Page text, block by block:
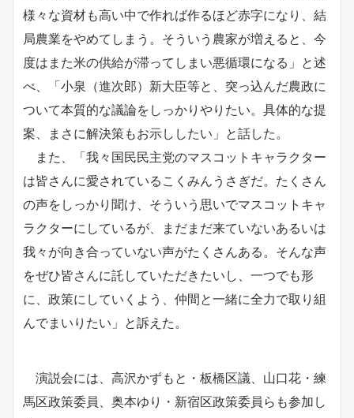
様々な資材も高い中で作れば作るほど赤字になり、結
局農業をやめてしまう。そういう農家が増えると、今
度はまた米の供給が滞ってしまい悪循環になる」と述
べ、「小泉（進次郎）新大臣等と、突っ込んだ農政に
ついて本質的な議論をしっかりやりたい。具体的な提
案、まさに解決策もお示ししたい」と話した。
また、「我々国民民主党のマスコットキャラクター
は皆さんに愛されているこくみんうさぎだ。たくさん
の声をしっかり聞け、そういう思いでマスコットキャ
ラクターにしているが、まだまだ来ていないあるいは
我々が向き合っていない声がたくさんある。そんな声
をぜひ皆さんに託していただきたいし、一つでも形
に、政策にしていくよう、仲間と一緒に全力で取り組
んでまいりたい」と訴えた。
演説会には、高沢かずもと・板橋区議、山口花・練
馬区政策委員、奥本ゆり・新宿区政策委員らも参加し